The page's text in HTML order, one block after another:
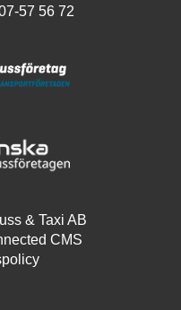
57 56 72
& Taxi AB
CMS